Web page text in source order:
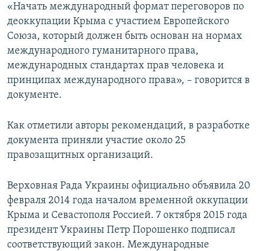
УКРАИНСКАЯ ПРОБЛЕМА КРЫМА
Все сайты RFE/RL
«Начать международный формат переговоров по
деоккупации Крыма с участием Европейского
Союза, который должен быть основан на нормах
международного гуманитарного права,
международных стандартах прав человека и
принципах международного права», – говорится в
документе.
Как отметили авторы рекомендаций, в разработке
документа приняли участие около 25
правозащитных организаций.
Верховная Рада Украины официально объявила 20
февраля 2014 года началом временной оккупации
Крыма и Севастополя Россией. 7 октября 2015 года
президент Украины Петр Порошенко подписал
соответствующий закон. Международные